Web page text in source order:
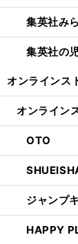
集英社み
集英社の
オンラインス
オンライン
OTO
ジャンプ
HAPPY